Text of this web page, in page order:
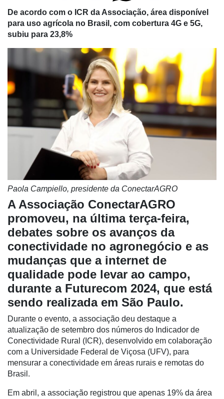
Cadastre-
se
Minha
Notícias
Destaque
Mercado
De acordo com o ICR da Associação, área disponível
para uso agrícola no Brasil, com cobertura 4G e 5G,
subiu para 23,8%
Paola Campiello, presidente da ConectarAGRO
A Associação ConectarAGRO
promoveu, na última terça-feira,
debates sobre os avanços da
conectividade no agronegócio e as
mudanças que a internet de
qualidade pode levar ao campo,
durante a Futurecom 2024, que está
sendo realizada em São Paulo.
Durante o evento, a associação deu destaque a
atualização de setembro dos números do Indicador de
Conectividade Rural (ICR), desenvolvido em colaboração
com a Universidade Federal de Viçosa (UFV), para
mensurar a conectividade em áreas rurais e remotas do
Brasil.
Em abril, a associação registrou que apenas 19% da área